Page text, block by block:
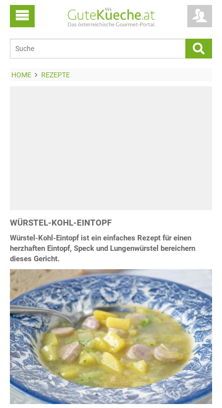
HOME REZEPTE
WÜRSTEL-KOHL-EINTOPF
Würstel-Kohl-Eintopf ist ein einfaches Rezept für einen
herzhaften Eintopf, Speck und Lungenwürstel bereichern
dieses Gericht.